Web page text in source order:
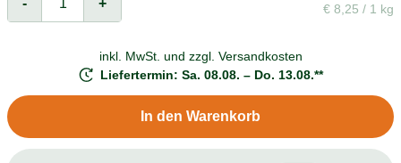
€ 8,25 / 1 kg
inkl. MwSt. und zzgl. Versandkosten
Liefertermin: Sa. 08.08. – Do. 13.08.**
In den Warenkorb